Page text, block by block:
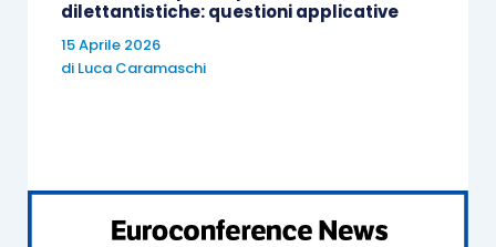
dilettantistiche: questioni applicative
15 Aprile 2026
di Luca Caramaschi